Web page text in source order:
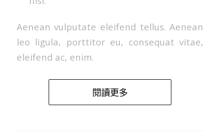
Aenean vulputate eleifend tellus. Aenean
leo ligula, porttitor eu, consequat vitae,
eleifend ac, enim.
閱讀更多